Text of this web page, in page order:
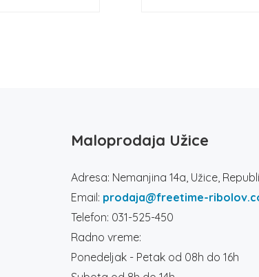
Maloprodaja Užice
Adresa: Nemanjina 14a, Užice,
Email: prodaja@freetime-
Telefon: 031-525-450
Radno vreme:
Ponedeljak - Petak od 08h do 16h